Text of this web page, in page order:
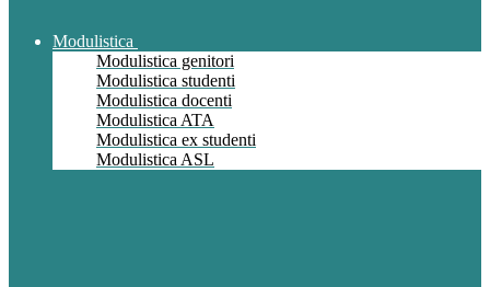
Modulistica
Modulistica genitori
Modulistica studenti
Modulistica docenti
Modulistica ATA
Modulistica ex studenti
Modulistica ASL